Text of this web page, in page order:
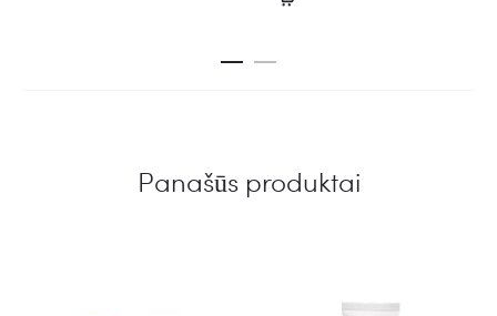
Panašūs produktai